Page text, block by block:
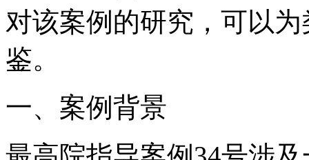
对该案例的研究，可以
鉴。
一、案例背景